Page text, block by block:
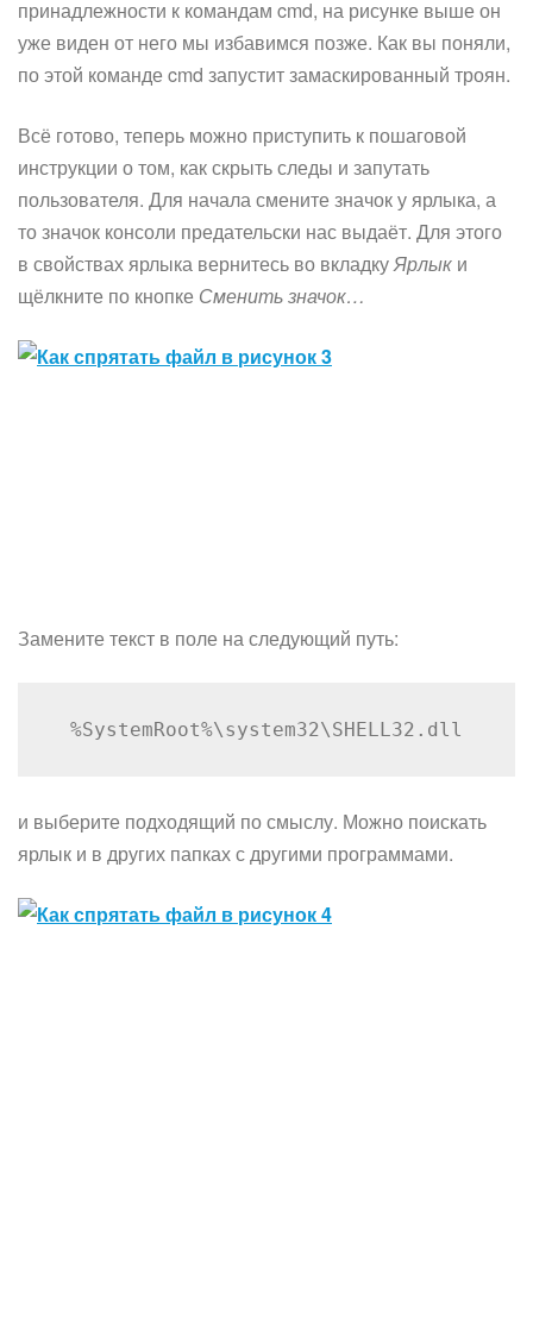
принадлежности к командам cmd, на рисунке выше он
уже виден от него мы избавимся позже. Как вы поняли,
по этой команде cmd запустит замаскированный троян.
Всё готово, теперь можно приступить к пошаговой
инструкции о том, как скрыть следы и запутать
пользователя. Для начала смените значок у ярлыка, а
то значок консоли предательски нас выдаёт. Для этого
в свойствах ярлыка вернитесь во вкладкуЯрлык и
щёлкните по кнопке Сменить значок…
Замените текст в поле на следующий путь:
%SystemRoot%\system32\SHELL32.dll
и выберите подходящий по смыслу. Можно поискать
ярлык и в других папках с другими программами.